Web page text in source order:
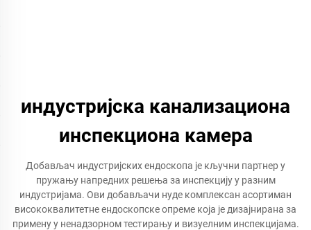
индустријска канализациона
инспекциона камера
Добављач индустријских ендоскопа је кључни партнер у
пружању напредних решења за инспекцију у разним
индустријама. Ови добављачи нуде комплексан асортиман
висококвалитетне ендоскопске опреме која је дизајнирана за
примену у ненадзорном тестирању и визуелним инспекцијама.